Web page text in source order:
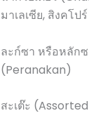
มาเลเซีย, สิงคโป
ละก์ซา หรือหลัก
(Peranakan)
สะเต๊ะ